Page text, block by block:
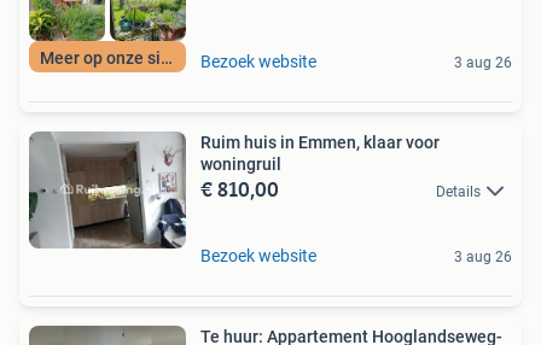
Meer op onze site Bezoek website 3 aug 26
Ruim huis in Emmen, klaar voor
woningruil
€ 810,00 Details
Bezoek website 3 aug 26
Te huur: Appartement Hooglandseweg-